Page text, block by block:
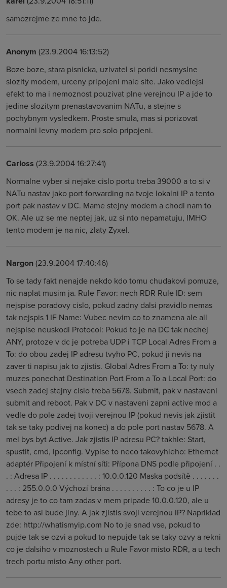
samozrejme ze mne to jde.
Anonym (23.9.2004 16:13:52)
Boze boze, stara pisnicka, uzivatel si poridi nesmyslne
slozity modem, urceny pripojeni male site. Jako vedlejsi
efekt to ma i nemoznost pouzivat plne verejnou IP a jde to
jedine slozitym prenastavovanim NATu, a stejne s
pochybnym vysledkem. Proste smula, mas si porizovat
normalni levny modem pro solo pripojeni.
Carloss (23.9.2004 16:27:41)
Normalne vyber si nejake cislo portu treba 39000 a to si v
NATu nastav jako port forwarding na tvoje lokalni IP a tento
port pak nastav v DC. Mame stejny modem a chodi nam to
OK. Ale uz se me neptej jak, uz si nto nepamatuju, IMHO
tento modem je na nic, zlaty Zyxel.
Nargon(23.9.2004 17:40:46)
To se tady fakt nenajde nekdo kdo tomu chudakovi pomuze,
nic naplat musim ja. Rule Favor: nech RDR Rule ID: sem
nejspise poradovy cislo, pokud zadny dalsi pravidlo nemas
tak nejspis 1 IF Name: Vubec nevim co to znamena ale all
nejspise neuskodi Protocol: Pokud to je na DC tak nechej
ANY, protoze v dc je potreba UDP i TCP Local Adres From a
To: do obou zadej IP adresu tvyho PC, pokud ji nevis na
zaver ti napisu jak to zjistis. Global Adres From a To: ty nuly
muzes ponechat Destination Port From a To a Local Port: do
vsech zadej stejny cislo treba 5678. Submit, pak v nastaveni
submit and reboot. Pak v DC v nastaveni zapni active mod a
vedle do pole zadej tvoji verejnou IP (pokud nevis jak zjistit
tak se taky podivej na konec) a do pole port nastav 5678. A
mel bys byt Active. Jak zjistis IP adresu PC? takhle: Start,
spustit, cmd, ipconfig. Vypise to neco takovyhleho: Ethernet
adaptér Připojení k místní síti: Přípona DNS podle připojení . .
. : Adresa IP . . . . . . . . . . . . : 10.0.0.120 Maska podsítě . . . . . . .
. . . : 255.0.0.0 Výchozí brána . . . . . . . . . . : To co je u IP
adresy je to co tam zadas v mem pripade 10.0.0.120, ale u
tebe to asi bude jiny. A jak zjistis svoji verejnou IP? Napriklad
zde: http://whatismyip.com No to je snad vse, pokud to
pujde tak se ozvi a pokud to nepujde tak se taky ozvy a rekni
co je dalsiho v moznostech u Rule Favor misto RDR, a u tech
trech portu misto Any other port.